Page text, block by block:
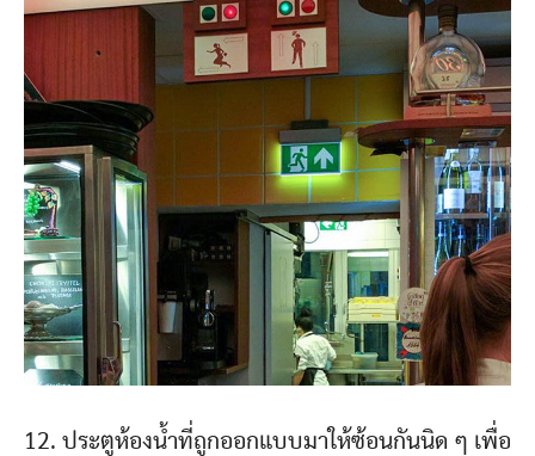
12. ประตูห้องน้ำที่ถูกออกแบบมาให้ซ้อนกันนิด ๆ เพื่อ